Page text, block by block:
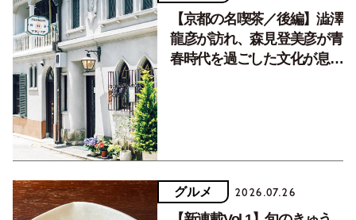
【京都の名喫茶／後編】澁澤
龍彦が訪れ、森見登美彦が青
春時代を過ごした文化が息づ
グルメ 2026.07.26